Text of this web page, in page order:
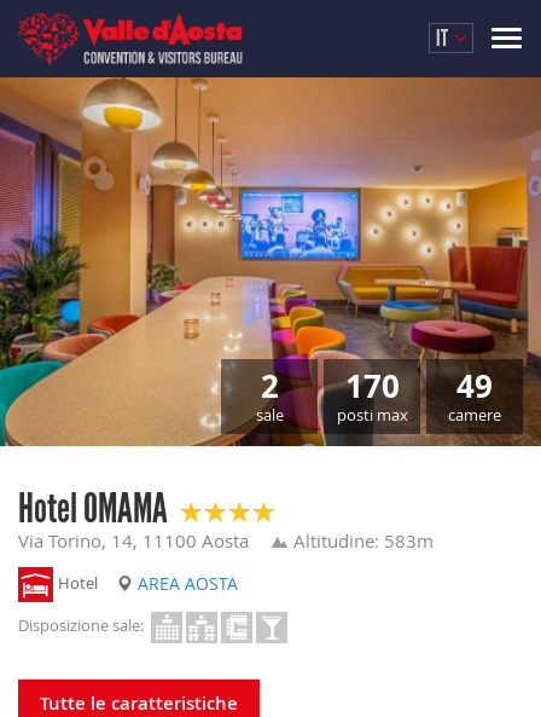
IT
49
camere
170
posti max
2
sale
Hotel OMAMA
Via Torino, 14, 11100 Aosta Altitudine: 583m
Hotel AREA AOSTA
Disposizione sale:
Tutte le caratteristiche